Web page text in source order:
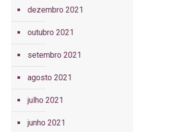
dezembro 2021
outubro 2021
setembro 2021
agosto 2021
julho 2021
junho 2021